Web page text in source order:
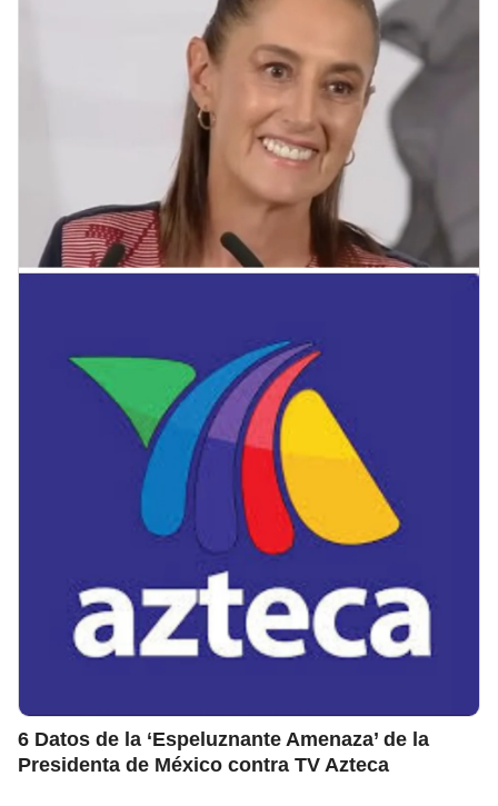
6 Datos de la ‘Espeluznante Amenaza’ de la
Presidenta de México contra TV Azteca